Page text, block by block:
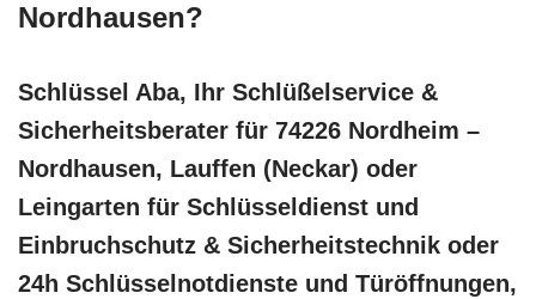
Nordhausen?
Schlüssel Aba, Ihr Schlüßelservice &
Sicherheitsberater für 74226 Nordheim –
Nordhausen, Lauffen (Neckar) oder
Leingarten für Schlüsseldienst und
Einbruchschutz & Sicherheitstechnik oder
24h Schlüsselnotdienste und Türöffnungen,